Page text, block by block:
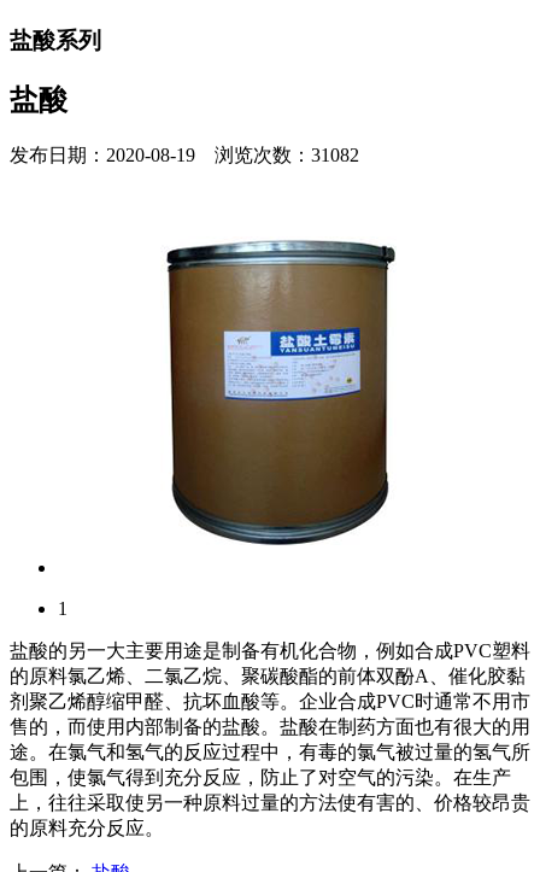
盐酸系列
盐酸
发布日期：2020-08-19 浏览次数：31082
1
盐酸的另一大主要用途是制备有机化合物，例如合成PVC塑料
的原料氯乙烯、二氯乙烷、聚碳酸酯的前体双酚A、催化胶黏
剂聚乙烯醇缩甲醛、抗坏血酸等。企业合成PVC时通常不用市
售的，而使用内部制备的盐酸。盐酸在制药方面也有很大的用
途。在氯气和氢气的反应过程中，有毒的氯气被过量的氢气所
包围，使氯气得到充分反应，防止了对空气的污染。在生产
上，往往采取使另一种原料过量的方法使有害的、价格较昂贵
的原料充分反应。